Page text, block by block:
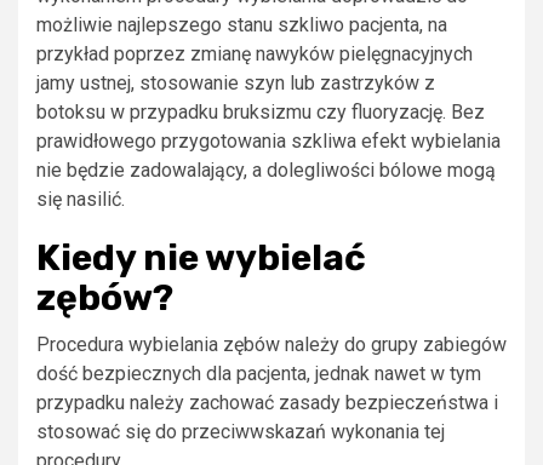
możliwie najlepszego stanu szkliwo pacjenta, na
przykład poprzez zmianę nawyków pielęgnacyjnych
jamy ustnej, stosowanie szyn lub zastrzyków z
botoksu w przypadku bruksizmu czy fluoryzację. Bez
prawidłowego przygotowania szkliwa efekt wybielania
nie będzie zadowalający, a dolegliwości bólowe mogą
się nasilić.
Kiedy nie wybielać
zębów?
Procedura wybielania zębów należy do grupy zabiegów
dość bezpiecznych dla pacjenta, jednak nawet w tym
przypadku należy zachować zasady bezpieczeństwa i
stosować się do przeciwwskazań wykonania tej